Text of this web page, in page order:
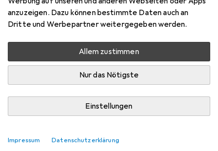
anzuzeigen. Dazu können bestimmte Daten auch an
Dritte und Werbepartner weitergegeben werden.
Allem zustimmen
Nur das Nötigste
Einstellungen
Impressum Datenschutzerklärung
Bewertungen Marke
Mehr von Dipos
Mehr als 10 Stück an Lager beim Drittanbieter
Lieferort angeben für genaue Lieferzeit
EcultorDE
In den Warenkorb